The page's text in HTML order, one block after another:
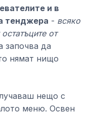
и в
тенджера - всяко
от
започва да
нямат нищо
нещо с
меню. Освен